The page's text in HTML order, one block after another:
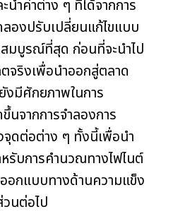
นำค่าต่าง ๆ ที่ได้จากการ
ลองปรับเปลี่ยนแก้ไขแบบ
มบูรณ์ที่สุด ก่อนที่จะนำไป
จริงเพื่อนำออกสู่ตลาด
มีศักยภาพในการ
นจากการจำลองการ
ดต่อต่าง ๆ ทั้งนี้เพื่อนำ
หรับการคำนวณทางไฟไนต์
อกแบบทางด้านความแข็ง
นต่อไป